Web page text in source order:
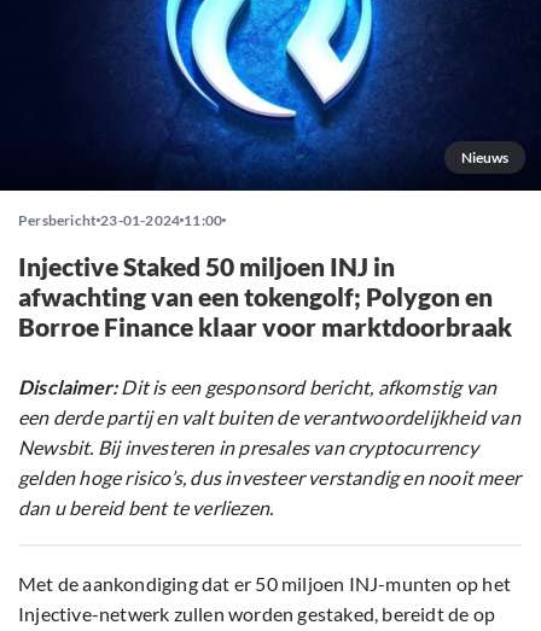
Nieuws
Persbericht 23-01-2024 11:00
Injective Staked 50 miljoen INJ in
afwachting van een tokengolf; Polygon en
Borroe Finance klaar voor marktdoorbraak
Disclaimer:Dit is een gesponsord bericht, afkomstig van
een derde partij en valt buiten de verantwoordelijkheid van
Newsbit. Bij investeren in presales van cryptocurrency
gelden hoge risico’s, dus investeer verstandig en nooit meer
dan u bereid bent te verliezen.
Met de aankondiging dat er 50 miljoen INJ-munten op het
Injective-netwerk zullen worden gestaked, bereidt de op